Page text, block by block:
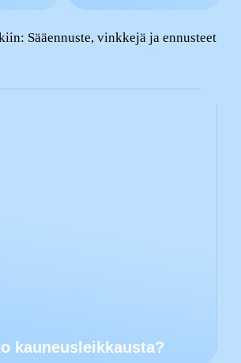
Sääennuste, vinkkejä ja ennusteet
kauneusleikkausta?